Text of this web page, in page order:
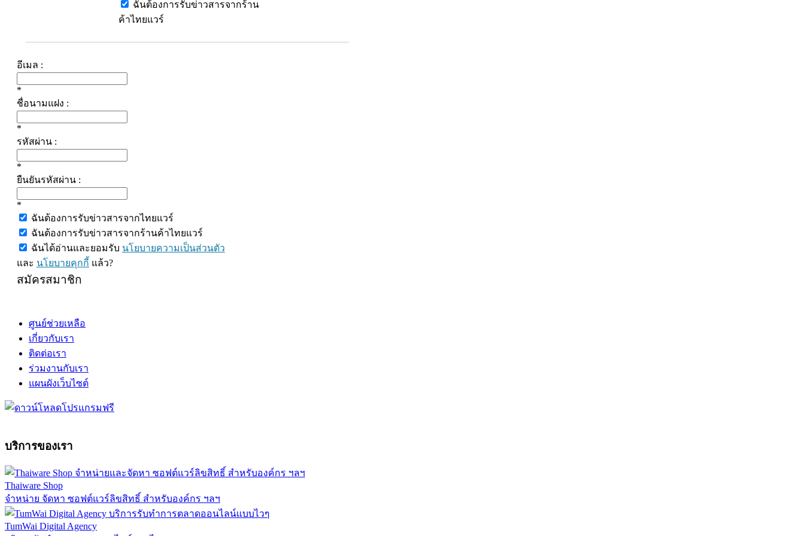
ฉันต้องการรับข่าวสารจากร้าน
ค้าไทยแวร์
อีเมล :
*
ชื่อนามแฝง :
*
รหัสผ่าน :
*
ยืนยันรหัสผ่าน :
*
ฉันต้องการรับข่าวสารจากไทยแวร์
ฉันต้องการรับข่าวสารจากร้านค้าไทยแวร์
ฉันได้อ่านและยอมรับ นโยบายความเป็นส่วนตัว
และ นโยบายคุกกี้ แล้ว?
สมัครสมาชิก
ศูนย์ช่วยเหลือ
เกี่ยวกับเรา
ติดต่อเรา
ร่วมงานกับเรา
แผนผังเว็บไซต์
บริการของเรา
Thaiware Shop
จำหน่าย จัดหา ซอฟต์แวร์ลิขสิทธิ์ สำหรับองค์กร ฯลฯ
TumWai Digital Agency